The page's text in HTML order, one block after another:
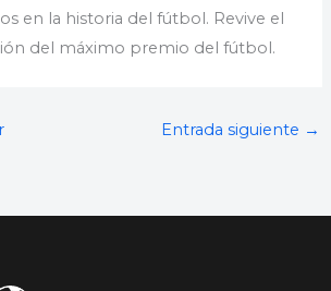
en la historia del fútbol. Revive el
del máximo premio del fútbol.
Entrada siguiente →